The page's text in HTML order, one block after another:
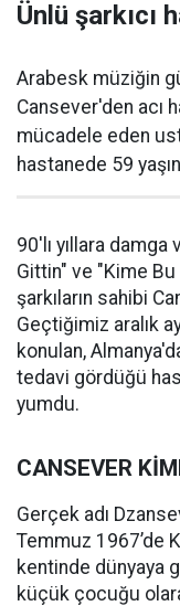
Ünlü şarkıcı
Arabesk müziğin
Cansever'den acı
mücadele eden
hastanede 59
90'lı yıllara
Gittin" ve "Kime
şarkıların sahibi
Geçtiğimiz aralık
konulan,
tedavi gördüğü
yumdu.
CANSEVER
Gerçek adı
Temmuz 1967’de
kentinde dünyaya
küçük çocuğu